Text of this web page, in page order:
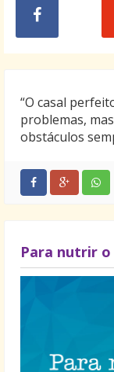
“O casal
problemas,
obstáculos
Para nutrir o